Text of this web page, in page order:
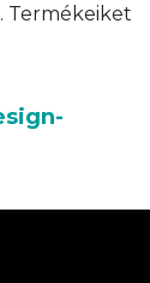
Termékeiket